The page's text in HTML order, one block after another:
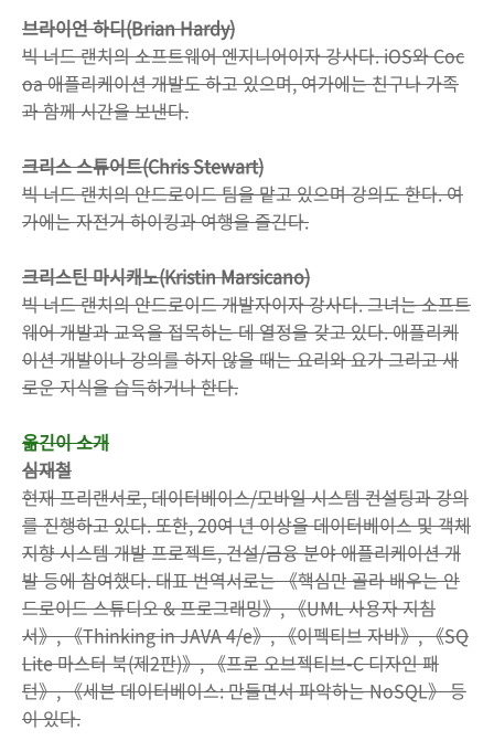
브라이언 하디(Brian Hardy)
빅 너드 랜치의 소프트웨어 엔지니어이자 강사다. iOS와 Coc
oa 애플리케이션 개발도 하고 있으며, 여가에는 친구나 가족
과 함께 시간을 보낸다.
크리스 스튜어트(Chris Stewart)
빅 너드 랜치의 안드로이드 팀을 맡고 있으며 강의도 한다. 여
가에는 자전거 하이킹과 여행을 즐긴다.
크리스틴 마시캐노(Kristin Marsicano)
빅 너드 랜치의 안드로이드 개발자이자 강사다. 그녀는 소프트
웨어 개발과 교육을 접목하는 데 열정을 갖고 있다. 애플리케
이션 개발이나 강의를 하지 않을 때는 요리와 요가 그리고 새
로운 지식을 습득하거나 한다.
옮긴이 소개
심재철
현재 프리랜서로, 데이터베이스/모바일 시스템 컨설팅과 강의
를 진행하고 있다. 또한, 20여 년 이상을 데이터베이스 및 객체
지향 시스템 개발 프로젝트, 건설/금융 분야 애플리케이션 개
발 등에 참여했다. 대표 번역서로는 《핵심만 골라 배우는 안
드로이드 스튜디오 & 프로그래밍》, 《UML 사용자 지침
서》, 《Thinking in JAVA 4/e》, 《이펙티브 자바》, 《SQ
Lite 마스터 북(제2판)》, 《프로 오브젝티브-C 디자인 패
턴》, 《세븐 데이터베이스: 만들면서 파악하는 NoSQL》 등
이 있다.